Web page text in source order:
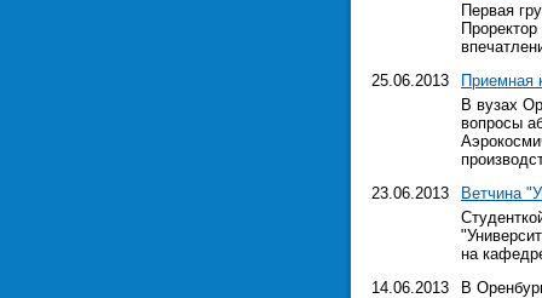
Первая
25.06.2013
Приемная
В вузах
вопросы
23.06.2013
Ветчина
на
14.06.2013
В